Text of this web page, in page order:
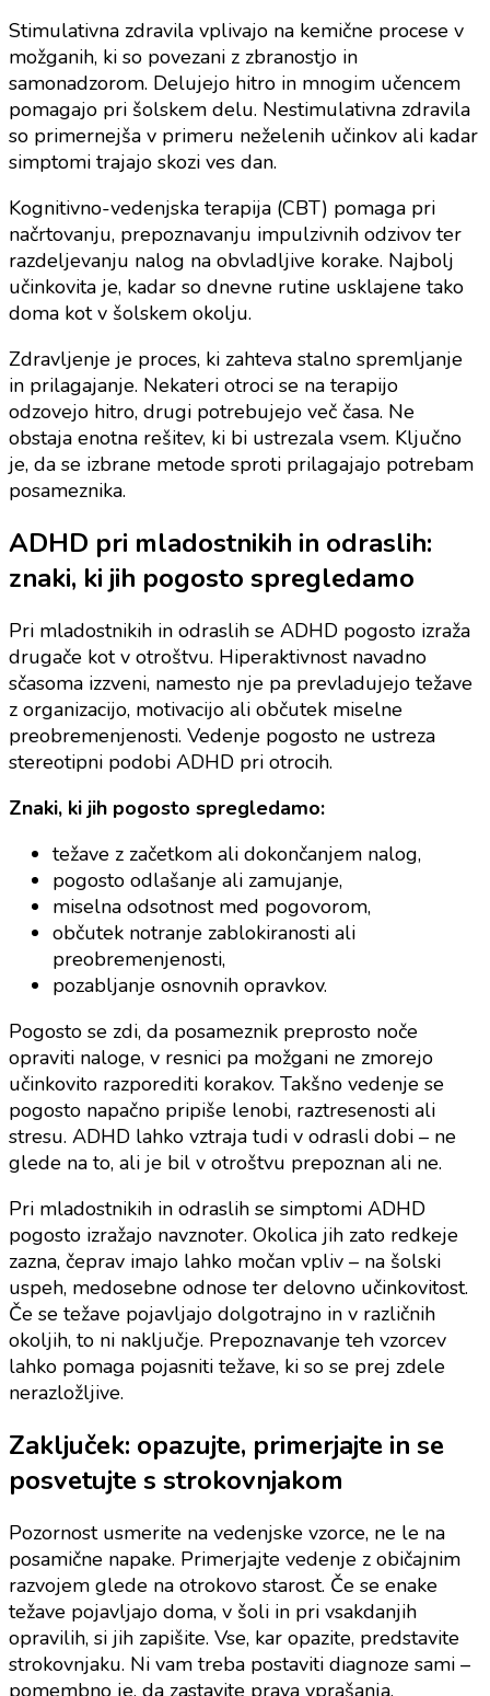
Stimulativna zdravila vplivajo na kemične procese v
možganih, ki so povezani z zbranostjo in
samonadzorom. Delujejo hitro in mnogim učencem
pomagajo pri šolskem delu. Nestimulativna zdravila
so primernejša v primeru neželenih učinkov ali kadar
simptomi trajajo skozi ves dan.
Kognitivno-vedenjska terapija (CBT) pomaga pri
načrtovanju, prepoznavanju impulzivnih odzivov ter
razdeljevanju nalog na obvladljive korake. Najbolj
učinkovita je, kadar so dnevne rutine usklajene tako
doma kot v šolskem okolju.
Zdravljenje je proces, ki zahteva stalno spremljanje
in prilagajanje. Nekateri otroci se na terapijo
odzovejo hitro, drugi potrebujejo več časa. Ne
obstaja enotna rešitev, ki bi ustrezala vsem. Ključno
je, da se izbrane metode sproti prilagajajo potrebam
posameznika.
ADHD pri mladostnikih in odraslih:
znaki, ki jih pogosto spregledamo
Pri mladostnikih in odraslih se ADHD pogosto izraža
drugače kot v otroštvu. Hiperaktivnost navadno
sčasoma izzveni, namesto nje pa prevladujejo težave
z organizacijo, motivacijo ali občutek miselne
preobremenjenosti. Vedenje pogosto ne ustreza
stereotipni podobi ADHD pri otrocih.
Znaki, ki jih pogosto spregledamo:
težave z začetkom ali dokončanjem nalog,
pogosto odlašanje ali zamujanje,
miselna odsotnost med pogovorom,
občutek notranje zablokiranosti ali
preobremenjenosti,
pozabljanje osnovnih opravkov.
Pogosto se zdi, da posameznik preprosto noče
opraviti naloge, v resnici pa možgani ne zmorejo
učinkovito razporediti korakov. Takšno vedenje se
pogosto napačno pripiše lenobi, raztresenosti ali
stresu. ADHD lahko vztraja tudi v odrasli dobi – ne
glede na to, ali je bil v otroštvu prepoznan ali ne.
Pri mladostnikih in odraslih se simptomi ADHD
pogosto izražajo navznoter. Okolica jih zato redkeje
zazna, čeprav imajo lahko močan vpliv – na šolski
uspeh, medosebne odnose ter delovno učinkovitost.
Če se težave pojavljajo dolgotrajno in v različnih
okoljih, to ni naključje. Prepoznavanje teh vzorcev
lahko pomaga pojasniti težave, ki so se prej zdele
nerazložljive.
Zaključek: opazujte, primerjajte in se
posvetujte s strokovnjakom
Pozornost usmerite na vedenjske vzorce, ne le na
posamične napake. Primerjajte vedenje z običajnim
razvojem glede na otrokovo starost. Če se enake
težave pojavljajo doma, v šoli in pri vsakdanjih
opravilih, si jih zapišite. Vse, kar opazite, predstavite
strokovnjaku. Ni vam treba postaviti diagnoze sami –
pomembno je, da zastavite prava vprašanja.